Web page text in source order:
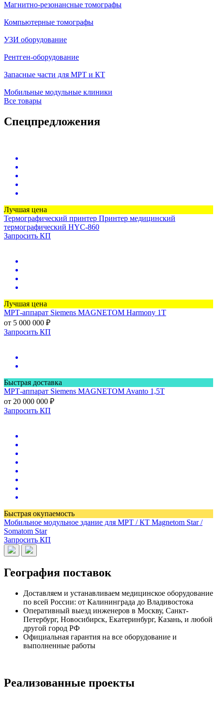
Магнитно-резонансные томографы
Компьютерные томографы
УЗИ оборудование
Рентген-оборудование
Запасные части для МРТ и КТ
Мобильные модульные клиники
Все товары
Спецпредложения
Лучшая цена
Термографический принтер Принтер медицинский
термографический HYC-860
Запросить КП
Лучшая цена
МРТ-аппарат Siemens MAGNETOM Harmony 1Т
от 5 000 000 ₽
Запросить КП
Быстрая доставка
МРТ-аппарат Siemens MAGNETOM Avanto 1,5Т
от 20 000 000 ₽
Запросить КП
Быстрая окупаемость
Мобильное модульное здание для МРТ / КТ Magnetom Star /
Somatom Star
Запросить КП
География поставок
Доставляем и устанавливаем медицинское оборудование
по всей России: от Калининграда до Владивостока
Оперативный выезд инженеров в Москву, Санкт-
Петербург, Новосибирск, Екатеринбург, Казань, и любой
другой город РФ
Официальная гарантия на все оборудование и
выполненные работы
Реализованные проекты